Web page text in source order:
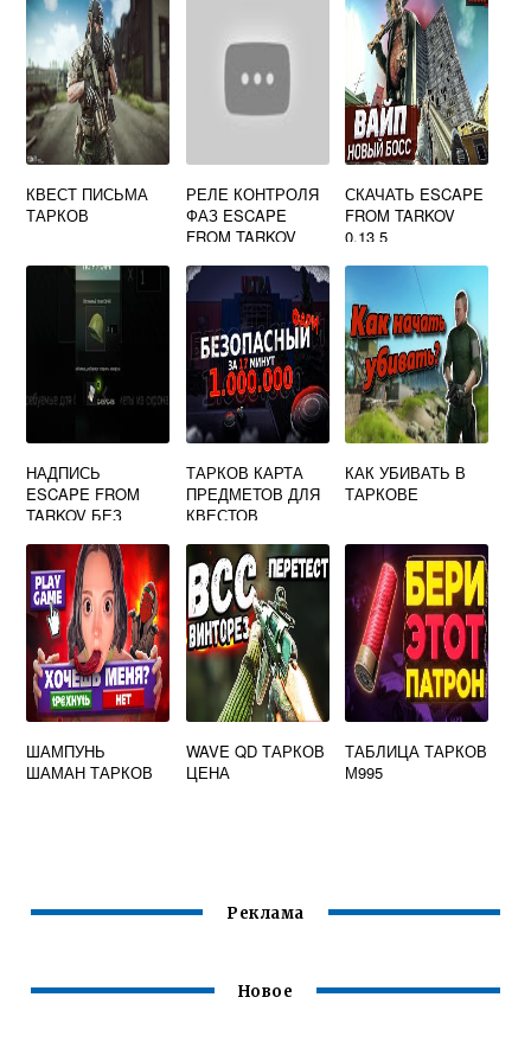
КВЕСТ ПИСЬМА
ТАРКОВ
РЕЛЕ КОНТРОЛЯ
ФАЗ ESCAPE
FROM TARKOV
СКАЧАТЬ ESCAPE
FROM TARKOV
0.13 5
НАДПИСЬ
ESCAPE FROM
TARKOV БЕЗ
ТАРКОВ КАРТА
ПРЕДМЕТОВ ДЛЯ
КВЕСТОВ
КАК УБИВАТЬ В
ТАРКОВЕ
ШАМПУНЬ
ШАМАН ТАРКОВ
WAVE QD ТАРКОВ
ЦЕНА
ТАБЛИЦА ТАРКОВ
М995
Реклама
Новое